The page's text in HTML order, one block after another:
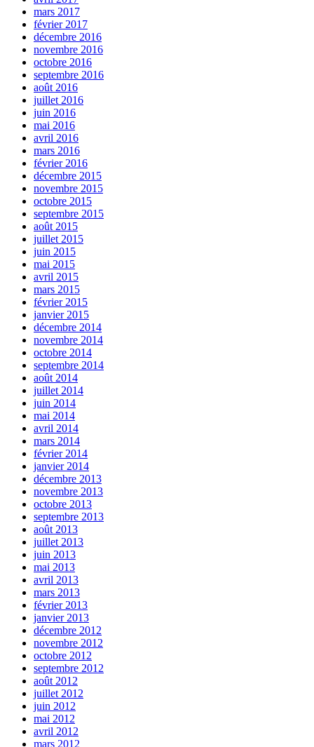
mars 2017
février 2017
décembre 2016
novembre 2016
octobre 2016
septembre 2016
août 2016
juillet 2016
juin 2016
mai 2016
avril 2016
mars 2016
février 2016
décembre 2015
novembre 2015
octobre 2015
septembre 2015
août 2015
juillet 2015
juin 2015
mai 2015
avril 2015
mars 2015
février 2015
janvier 2015
décembre 2014
novembre 2014
octobre 2014
septembre 2014
août 2014
juillet 2014
juin 2014
mai 2014
avril 2014
mars 2014
février 2014
janvier 2014
décembre 2013
novembre 2013
octobre 2013
septembre 2013
août 2013
juillet 2013
juin 2013
mai 2013
avril 2013
mars 2013
février 2013
janvier 2013
décembre 2012
novembre 2012
octobre 2012
septembre 2012
août 2012
juillet 2012
juin 2012
mai 2012
avril 2012
mars 2012